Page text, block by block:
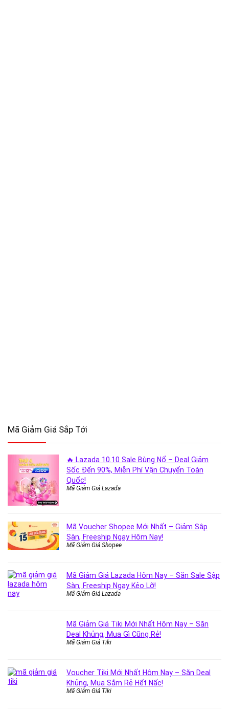
Mã Giảm Giá Sắp Tới
🔥 Lazada 10.10 Sale Bùng Nổ – Deal Giảm
Sốc Đến 90%, Miễn Phí Vận Chuyển Toàn
Quốc!
Mã Giảm Giá Lazada
Mã Voucher Shopee Mới Nhất – Giảm Sập
Sàn, Freeship Ngay Hôm Nay!
Mã Giảm Giá Shopee
Mã Giảm Giá Lazada Hôm Nay – Săn Sale Sập
Sàn, Freeship Ngay Kẻo Lỡ!
Mã Giảm Giá Lazada
Mã Giảm Giá Tiki Mới Nhất Hôm Nay – Săn
Deal Khủng, Mua Gì Cũng Rẻ!
Mã Giảm Giá Tiki
Voucher Tiki Mới Nhất Hôm Nay – Săn Deal
Khủng, Mua Sắm Rẻ Hết Nấc!
Mã Giảm Giá Tiki